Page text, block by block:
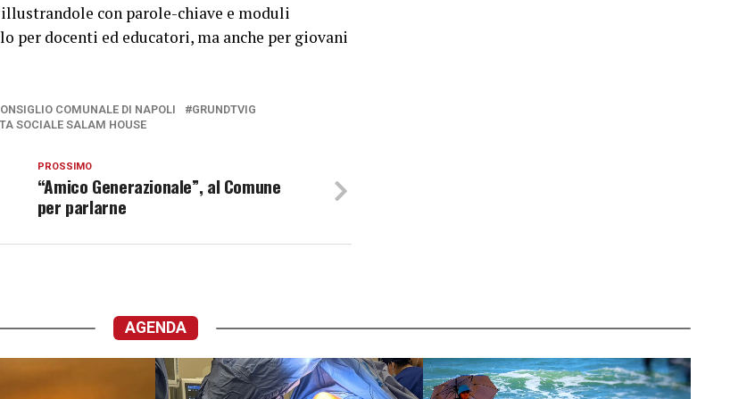
con parole-chiave e moduli
per docenti ed educatori, ma anche per giovani
COMUNALE DI NAPOLI
GRUNDTVIG
SOCIALE SALAM HOUSE
PROSSIMO
“Amico Generazionale”, al Comune
per parlarne
AGENDA